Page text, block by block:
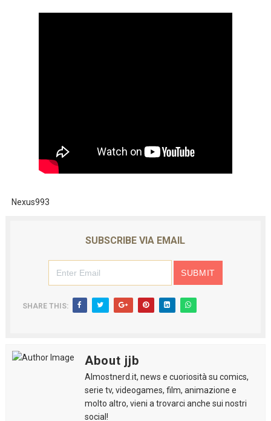
Nexus993
SUBSCRIBE VIA EMAIL
SHARE THIS:
About jjb
Almostnerd.it, news e cuoriosità su comics,
serie tv, videogames, film, animazione e
molto altro, vieni a trovarci anche sui nostri
social!